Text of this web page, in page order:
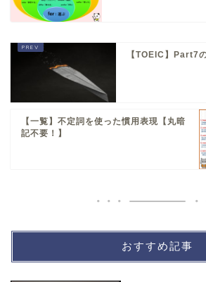
【TOEIC】Part7
【一覧】不定詞を使った慣用表現【丸暗
記不要！】
おすすめ記事